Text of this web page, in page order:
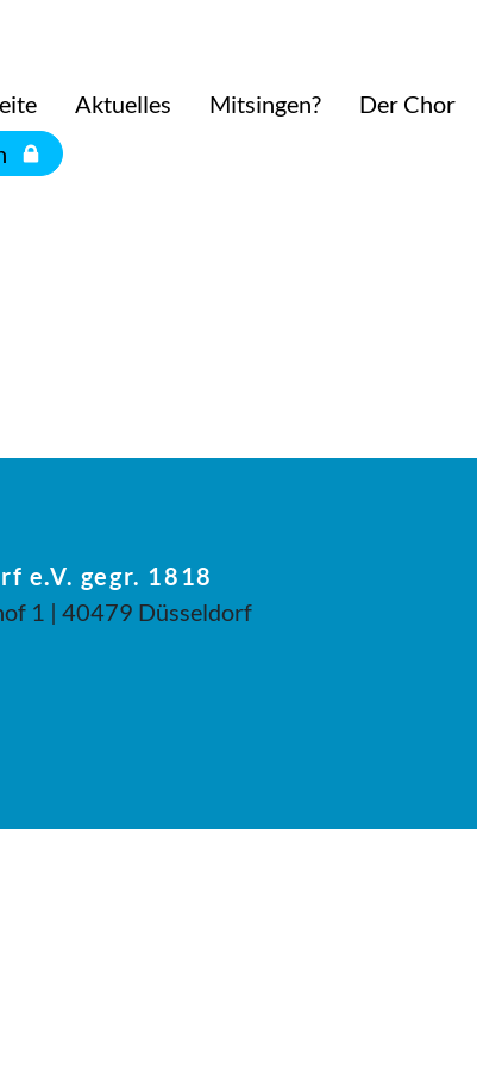
Aktuelles Mitsingen? Der Chor
e.V. gegr. 1818
1 | 40479 Düsseldorf